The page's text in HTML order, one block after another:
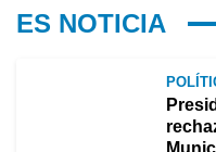
ES NOTICIA